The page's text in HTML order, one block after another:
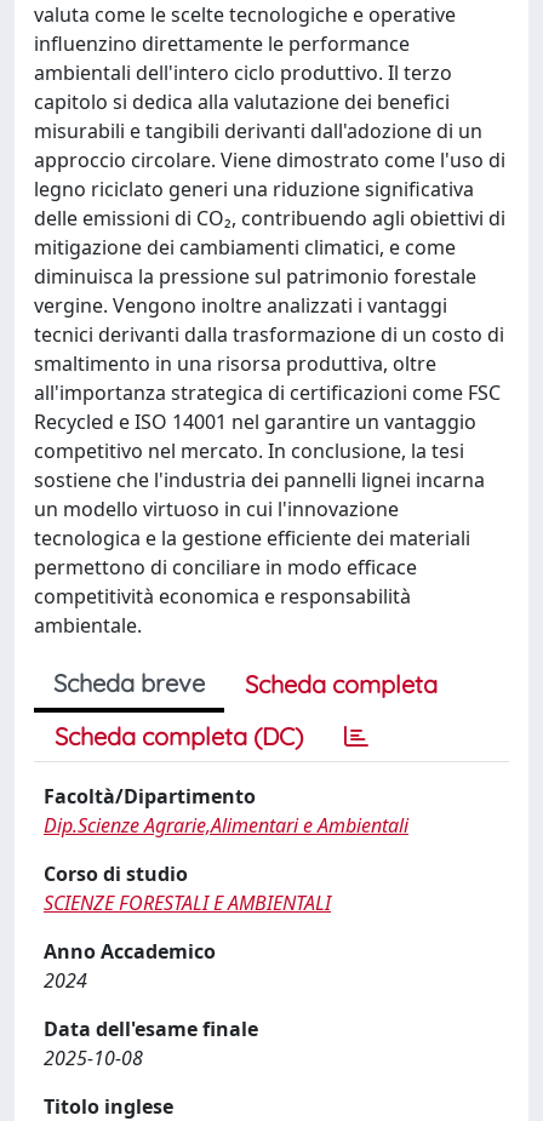
valuta come le scelte tecnologiche e operative
influenzino direttamente le performance
ambientali dell'intero ciclo produttivo. Il terzo
capitolo si dedica alla valutazione dei benefici
misurabili e tangibili derivanti dall'adozione di un
approccio circolare. Viene dimostrato come l'uso di
legno riciclato generi una riduzione significativa
delle emissioni di CO₂, contribuendo agli obiettivi di
mitigazione dei cambiamenti climatici, e come
diminuisca la pressione sul patrimonio forestale
vergine. Vengono inoltre analizzati i vantaggi
tecnici derivanti dalla trasformazione di un costo di
smaltimento in una risorsa produttiva, oltre
all'importanza strategica di certificazioni come FSC
Recycled e ISO 14001 nel garantire un vantaggio
competitivo nel mercato. In conclusione, la tesi
sostiene che l'industria dei pannelli lignei incarna
un modello virtuoso in cui l'innovazione
tecnologica e la gestione efficiente dei materiali
permettono di conciliare in modo efficace
competitività economica e responsabilità
ambientale.
Scheda breve
Scheda completa
Scheda completa (DC)
Facoltà/Dipartimento
Dip.Scienze Agrarie,Alimentari e Ambientali
Corso di studio
SCIENZE FORESTALI E AMBIENTALI
Anno Accademico
2024
Data dell'esame finale
2025-10-08
Titolo inglese